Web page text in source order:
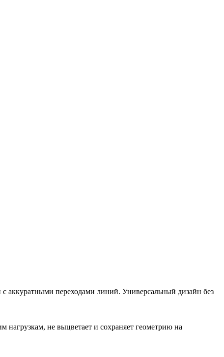
аккуратными переходами линий. Универсальный дизайн без
нагрузкам, не выцветает и сохраняет геометрию на